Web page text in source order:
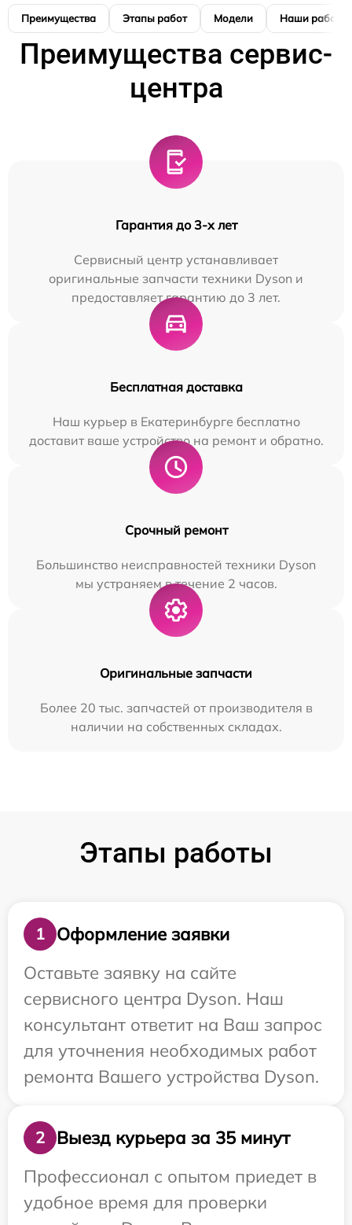
Преимущества Этапы работ Модели Наши работы
Преимущества сервис-
центра
Гарантия до 3-х лет
Сервисный центр устанавливает
оригинальные запчасти техники Dyson и
предоставляет гарантию до 3 лет.
Бесплатная доставка
Наш курьер в Екатеринбурге бесплатно
доставит ваше устройство на ремонт и обратно.
Срочный ремонт
Большинство неисправностей техники Dyson
мы устраняем в течение 2 часов.
Оригинальные запчасти
Более 20 тыс. запчастей от производителя в
наличии на собственных складах.
Этапы работы
1
Оформление заявки
Оставьте заявку на сайте
сервисного центра Dyson. Наш
консультант ответит на Ваш запрос
для уточнения необходимых работ
ремонта Вашего устройства Dyson.
2
Выезд курьера за 35 минут
Профессионал с опытом приедет в
удобное время для проверки